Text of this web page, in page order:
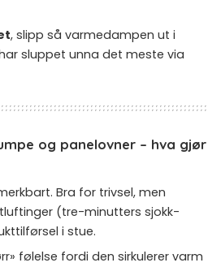
, slipp så varmedampen ut i
sluppet unna det meste via
og panelovner – hva gjør
Bra for trivsel, men
(tre-minutters sjokk-
i stue.
følelse fordi den sirkulerer varm